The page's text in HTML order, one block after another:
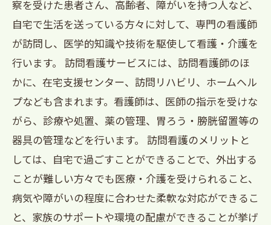
察を受けた患者さん、高齢者、障がいを持つ人など、
自宅で生活を送っている方々に対して、専門の看護師
が訪問し、医学的知識や技術を駆使して看護・介護を
行います。 訪問看護サービスには、訪問看護師のほ
かに、在宅支援センター、訪問リハビリ、ホームヘル
プなども含まれます。看護師は、医師の指示を受けな
がら、診療や処置、薬の管理、胃ろう・膀胱留置等の
器具の管理などを行います。 訪問看護のメリットと
しては、自宅で過ごすことができることで、外出する
ことが難しい方々でも医療・介護を受けられること、
病気や障がいの程度に合わせた柔軟な対応ができるこ
と、家族のサポートや環境の配慮ができることが挙げ